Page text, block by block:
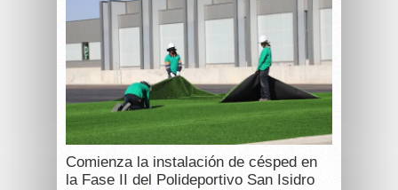
Comienza la instalación de césped en
la Fase II del Polideportivo San Isidro